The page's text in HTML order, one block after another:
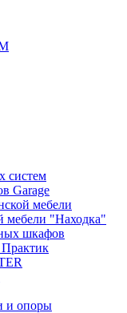
систем
Garage
мебели
мебели "Находка"
шкафов
и опоры